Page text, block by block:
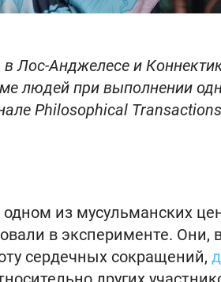
Лос-Анджелесе и
людей при выполнении
Philosophical
из мусульманских
в эксперименте. Они,
сердечных сокращений,